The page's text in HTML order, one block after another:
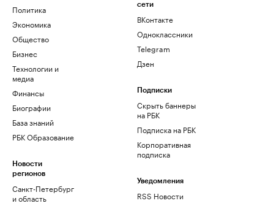
Политика
Экономика
Общество
Бизнес
Технологии и
медиа
Финансы
Биографии
База знаний
РБК Образование
Новости
регионов
Санкт-Петербург
и область
сети
ВКонтакте
Одноклассники
Telegram
Дзен
Подписки
Скрыть баннеры
на РБК
Подписка на РБК
Корпоративная
подписка
Уведомления
RSS Новости